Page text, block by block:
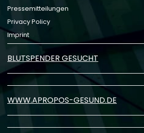
Pressemitteilungen
Privacy Policy
Imprint
BLUTSPENDER GESUCHT
WWW.APROPOS-GESUND.DE